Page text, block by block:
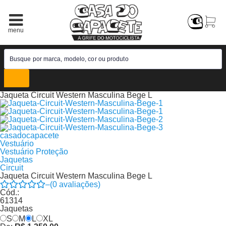
Jaqueta Circuit Western Masculina Bege L
casadocapacete
Vestuário
Vestuário Proteção
Jaquetas
Circuit
Jaqueta Circuit Western Masculina Bege L
–(0 avaliações)
Cód.:
61314
Jaquetas
S
M L
XL